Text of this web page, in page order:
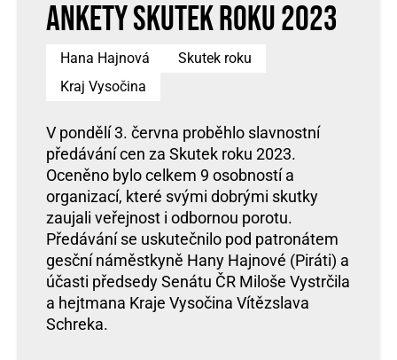
ankety Skutek roku 2023
Hana Hajnová
Skutek roku
Kraj Vysočina
V pondělí 3. června proběhlo slavnostní
předávání cen za Skutek roku 2023.
Oceněno bylo celkem 9 osobností a
organizací, které svými dobrými skutky
zaujali veřejnost i odbornou porotu.
Předávání se uskutečnilo pod patronátem
gesční náměstkyně Hany Hajnové (Piráti) a
účasti předsedy Senátu ČR Miloše Vystrčila
a hejtmana Kraje Vysočina Vítězslava
Schreka.